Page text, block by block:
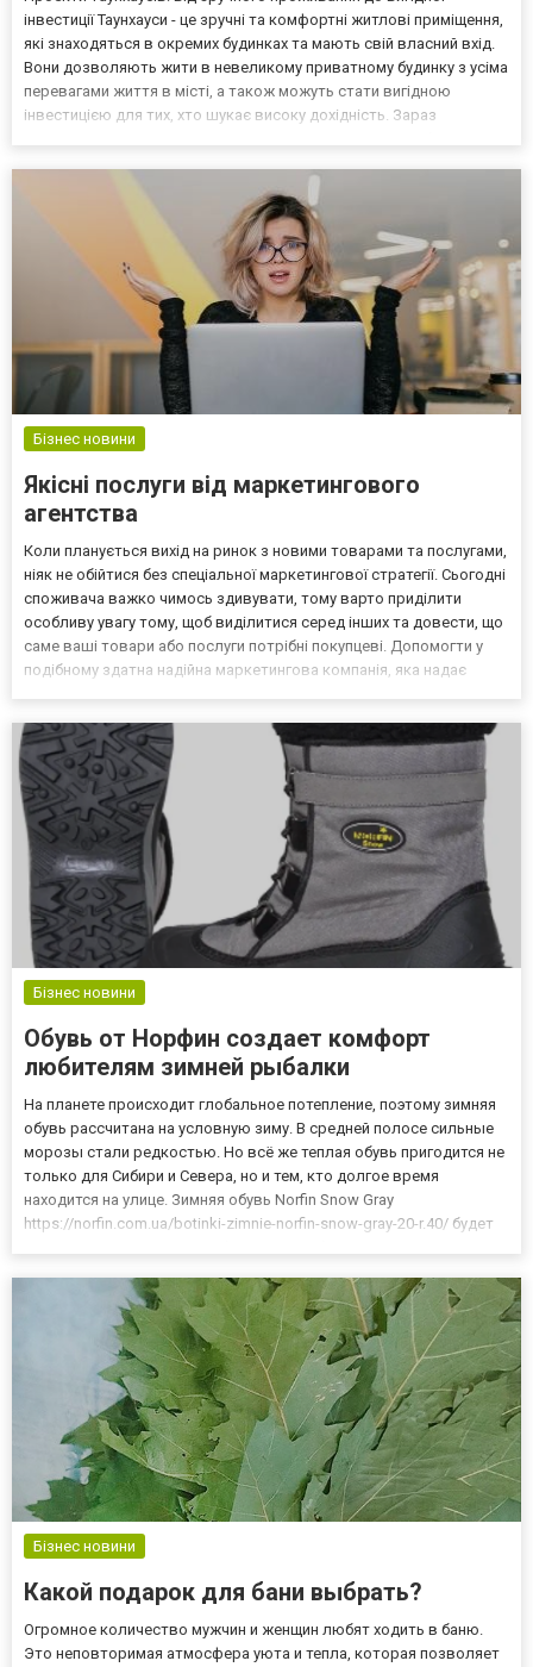
інвестиції Таунхауси - це зручні та комфортні житлові приміщення,
які знаходяться в окремих будинках та мають свій власний вхід.
Вони дозволяють жити в невеликому приватному будинку з усіма
перевагами життя в місті, а також можуть стати вигідною
інвестицією для тих, хто шукає високу дохідність. Зараз
Бізнес новини
Якісні послуги від маркетингового
агентства
Коли планується вихід на ринок з новими товарами та послугами,
ніяк не обійтися без спеціальної маркетингової стратегії. Сьогодні
споживача важко чимось здивувати, тому варто приділити
особливу увагу тому, щоб виділитися серед інших та довести, що
саме ваші товари або послуги потрібні покупцеві. Допомогти у
подібному здатна надійна маркетингова компанія, яка надає
Бізнес новини
Обувь от Норфин создает комфорт
любителям зимней рыбалки
На планете происходит глобальное потепление, поэтому зимняя
обувь рассчитана на условную зиму. В средней полосе сильные
морозы стали редкостью. Но всё же теплая обувь пригодится не
только для Сибири и Севера, но и тем, кто долгое время
находится на улице. Зимняя обувь Norfin Snow Gray
https://norfin.com.ua/botinki-zimnie-norfin-snow-gray-20-r.40/ будет
Бізнес новини
Какой подарок для бани выбрать?
Огромное количество мужчин и женщин любят ходить в баню.
Это неповторимая атмосфера уюта и тепла, которая позволяет